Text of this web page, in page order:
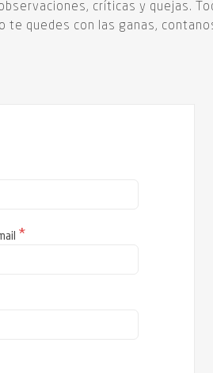
críticas y quejas.
te quedes con las ganas,
*